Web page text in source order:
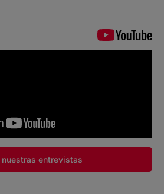
nuestras entrevistas